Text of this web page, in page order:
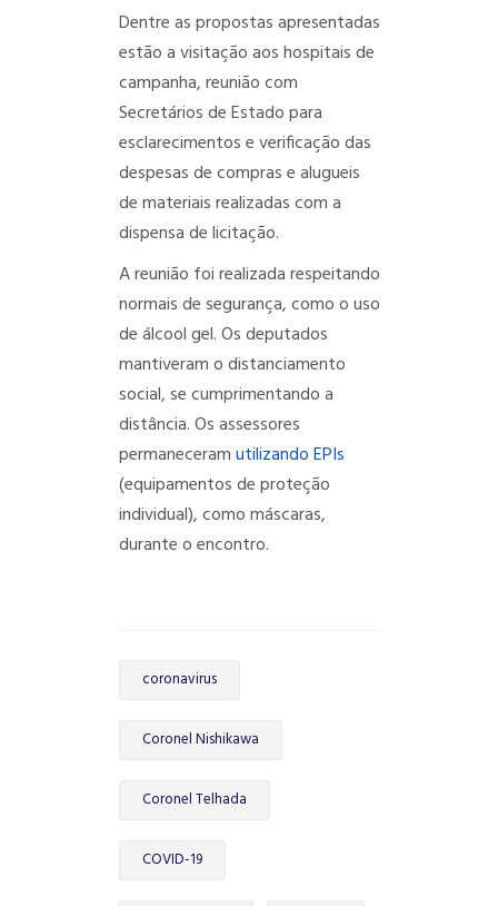
Dentre as propostas apresentadas
estão a visitação aos hospitais de
campanha, reunião com
Secretários de Estado para
esclarecimentos e verificação das
despesas de compras e alugueis
de materiais realizadas com a
dispensa de licitação.
A reunião foi realizada respeitando
normais de segurança, como o uso
de álcool gel. Os deputados
mantiveram o distanciamento
social, se cumprimentando a
distância. Os assessores
permaneceramutilizando EPIs
(equipamentos de proteção
individual), como máscaras,
durante o encontro.
coronavirus
Coronel Nishikawa
Coronel Telhada
COVID-19